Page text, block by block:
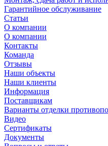
Гарантийное обслуживание
Статьи
О компании
О компании
Контакты
Команда
Отзывы
Наши объекты
Наши клиенты
Информация
Поставщикам
Варианты отделки
Видео
Сертификаты
Документы